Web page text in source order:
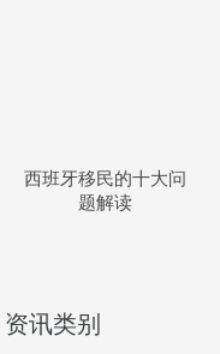
西班牙移民的十大问
题解读
资讯类别